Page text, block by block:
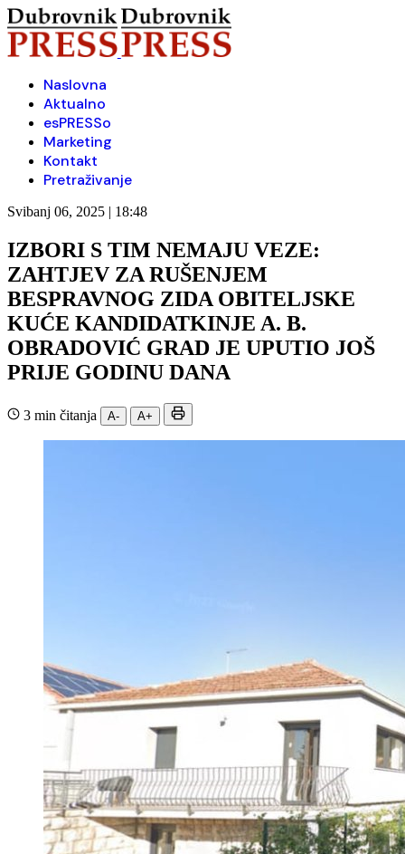
Naslovna
Aktualno
esPRESSo
Marketing
Kontakt
Pretraživanje
Svibanj 06, 2025 | 18:48
IZBORI S TIM NEMAJU VEZE:
ZAHTJEV ZA RUŠENJEM
BESPRAVNOG ZIDA OBITELJSKE
KUĆE KANDIDATKINJE A. B.
OBRADOVIĆ GRAD JE UPUTIO JOŠ
PRIJE GODINU DANA
3 min čitanja A- A+